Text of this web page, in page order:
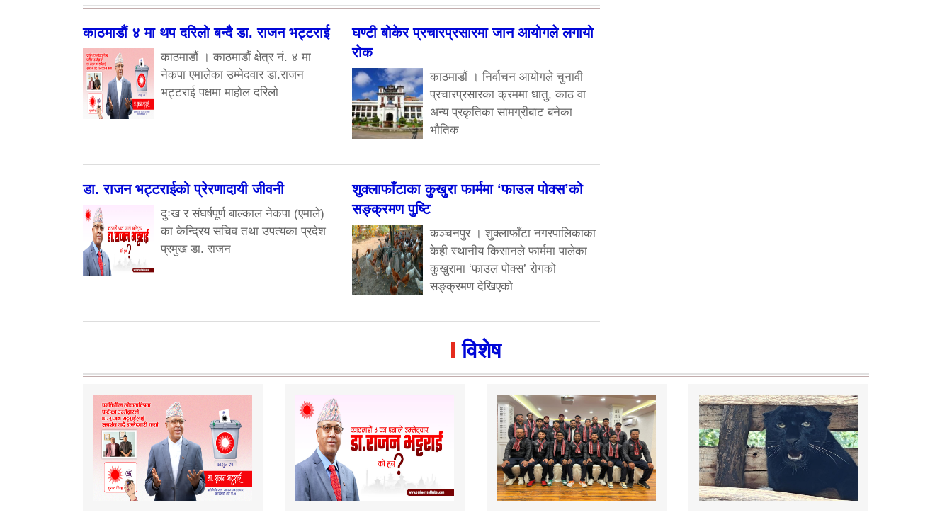
काठमाडौं ४ मा थप दरिलो बन्दै डा. राजन भट्टराई
काठमाडौं । काठमाडौं क्षेत्र नं. ४ मा
नेकपा एमालेका उम्मेदवार डा.राजन
भट्टराई पक्षमा माहोल दरिलो
घण्टी बोकेर प्रचारप्रसारमा जान आयोगले लगायो
रोक
काठमाडौं । निर्वाचन आयोगले चुनावी
प्रचारप्रसारका क्रममा धातु, काठ वा
अन्य प्रकृतिका सामग्रीबाट बनेका
भौतिक
डा. राजन भट्टराईको प्रेरणादायी जीवनी
दुःख र संघर्षपूर्ण बाल्काल नेकपा (एमाले)
का केन्द्रिय सचिव तथा उपत्यका प्रदेश
प्रमुख डा. राजन
शुक्लाफाँटाका कुखुरा फार्ममा ‘फाउल पोक्स’को
सङ्क्रमण पुष्टि
कञ्चनपुर । शुक्लाफाँटा नगरपालिकाका
केही स्थानीय किसानले फार्ममा पालेका
कुखुरामा ‘फाउल पोक्स’ रोगको
सङ्क्रमण देखिएको
विशेष